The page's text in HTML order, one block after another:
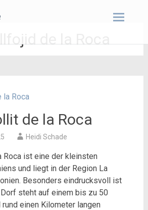
de la Roca
de la Roca
Heidi Schade
ist eine der kleinsten
und liegt in der Region La
Besonders eindrucksvoll ist
steht auf einem bis zu 50
rund einen Kilometer langen